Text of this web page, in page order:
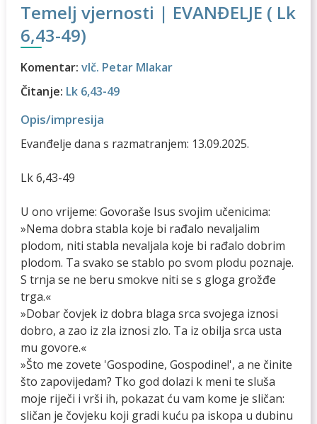
Temelj vjernosti | EVANĐELJE ( Lk
6,43-49)
Komentar: vlč. Petar Mlakar
Čitanje: Lk 6,43-49
Opis/impresija
Evanđelje dana s razmatranjem: 13.09.2025.
Lk 6,43-49
U ono vrijeme: Govoraše Isus svojim učenicima:
»Nema dobra stabla koje bi rađalo nevaljalim
plodom, niti stabla nevaljala koje bi rađalo dobrim
plodom. Ta svako se stablo po svom plodu poznaje.
S trnja se ne beru smokve niti se s gloga grožđe
trga.«
»Dobar čovjek iz dobra blaga srca svojega iznosi
dobro, a zao iz zla iznosi zlo. Ta iz obilja srca usta
mu govore.«
»Što me zovete 'Gospodine, Gospodine!', a ne činite
što zapovijedam? Tko god dolazi k meni te sluša
moje riječi i vrši ih, pokazat ću vam kome je sličan:
sličan je čovjeku koji gradi kuću pa iskopa u dubinu